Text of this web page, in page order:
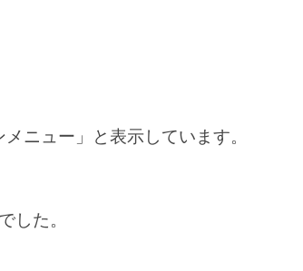
ニュー」と表示しています。
した。